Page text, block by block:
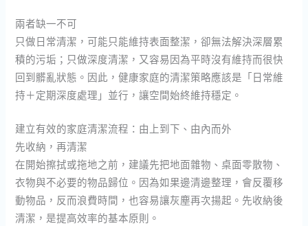
兩者缺一不可
只做日常清潔，可能只能維持表面整潔，卻無法解決深層累
積的污垢；只做深度清潔，又容易因為平時沒有維持而很快
回到髒亂狀態。因此，健康家庭的清潔策略應該是「日常維
持＋定期深度處理」並行，讓空間始終維持穩定。
建立有效的家庭清潔流程：由上到下、由內而外
先收納，再清潔
在開始擦拭或拖地之前，建議先把地面雜物、桌面零散物、
衣物與不必要的物品歸位。因為如果邊清邊整理，會反覆移
動物品，反而浪費時間，也容易讓灰塵再次揚起。先收納後
清潔，是提高效率的基本原則。